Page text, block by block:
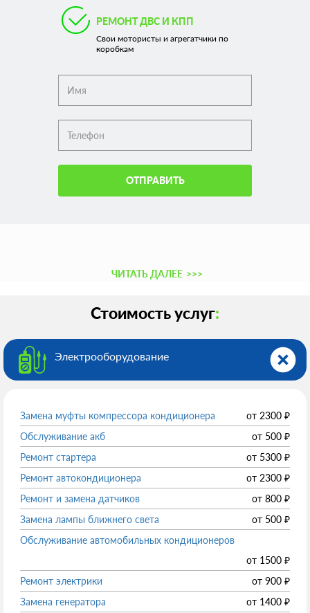
РЕМОНТ ДВС И КПП
Свои мотористы и агрегатчики по
коробкам
ОТПРАВИТЬ
ЧИТАТЬ ДАЛЕЕ >>>
Стоимость услуг:
Электрооборудованиe
Замена муфты компрессора кондиционера от 2300 ₽
Обслуживание акб
от 500 ₽
Ремонт стартера
от 5300 ₽
Ремонт автокондиционера
от 2300 ₽
Ремонт и замена датчиков
от 800 ₽
Замена лампы ближнего света
от 500 ₽
Обслуживание автомобильных кондиционеров
от 1500 ₽
Ремонт электрики
от 900 ₽
Замена генератора
от 1400 ₽